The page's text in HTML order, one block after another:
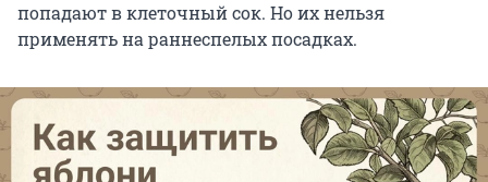
попадают в клеточный сок. Но их нельзя
применять на раннеспелых посадках.